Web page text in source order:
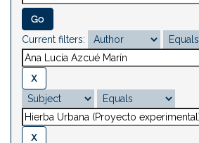
Current filters: